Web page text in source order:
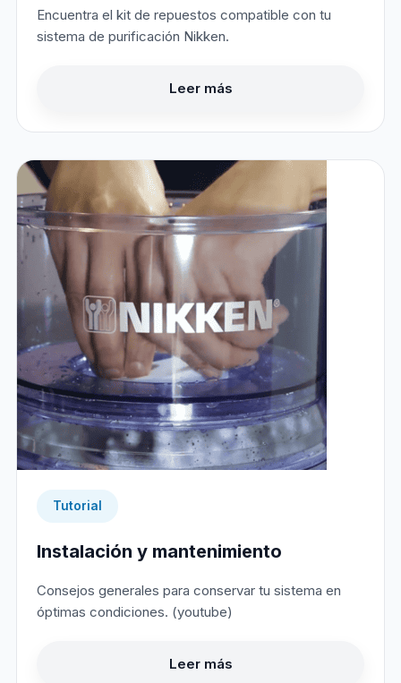
Encuentra el kit de repuestos compatible con tu
sistema de purificación Nikken.
Leer más
Tutorial
Instalación y mantenimiento
Consejos generales para conservar tu sistema en
óptimas condiciones. (youtube)
Leer más